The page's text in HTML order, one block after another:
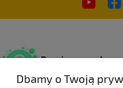
Bezpieczne zakupy
Dbamy o Twoją